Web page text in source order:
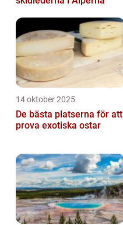
14 oktober 2025
De bästa platserna för att
prova exotiska ostar